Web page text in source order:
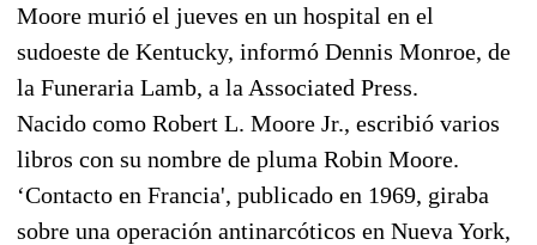
Moore murió el jueves en un hospital en el
sudoeste de Kentucky, informó Dennis Monroe, de
la Funeraria Lamb, a la Associated Press.
Nacido como Robert L. Moore Jr., escribió varios
libros con su nombre de pluma Robin Moore.
‘Contacto en Francia', publicado en 1969, giraba
sobre una operación antinarcóticos en Nueva York,